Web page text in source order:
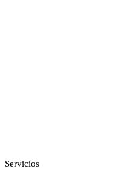
Servicios